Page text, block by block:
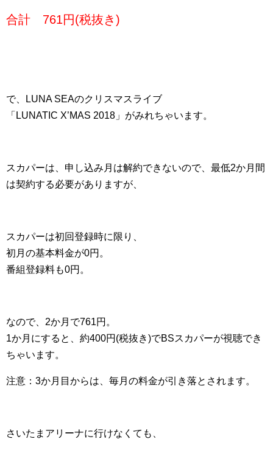
合計 761円(税抜き)
で、LUNA SEAのクリスマスライブ
「LUNATIC X’MAS 2018」がみれちゃいます。
スカパーは、申し込み月は解約できないので、最低2か月間
は契約する必要がありますが、
スカパーは初回登録時に限り、
初月の基本料金が0円。
番組登録料も0円。
なので、2か月で761円。
1か月にすると、約400円(税抜き)でBSスカパーが視聴でき
ちゃいます。
注意：3か月目からは、毎月の料金が引き落とされます。
さいたまアリーナに行けなくても、